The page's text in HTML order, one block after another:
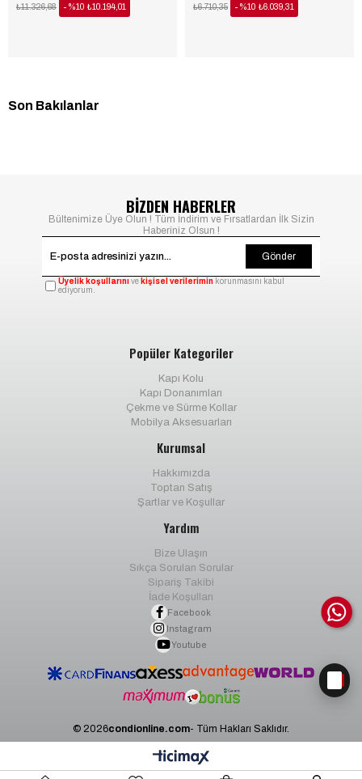
%10 ₺10.194,01
₺11.326,68 %10 ₺6.039,31
₺6.710,35
Son Bakılanlar
BİZDEN HABERLER
Bültenimize Üye Olun ! Tüm İndirim ve Fırsatlardan İlk Sizin
Haberiniz Olsun !
Gönder
Üyelik koşullarınıve kişisel verilerimin korunmasını kabul
ediyorum.
Popüler Kategoriler
Kapı Kolu
Kapı Donanımları
Çekme ve Sürme Kollar
Mobilya Aksesuarları
Kurumsal
Hakkımızda
Toptan Satış
Şartlar ve Koşullar
Yardım
Bize Ulaşın
Sıkça Sorulan Sorular
Sipariş Takibi
İade Koşulları
Facebook
Instagram
Youtube
© 2026condionline.com- Tüm Hakları Saklıdır.